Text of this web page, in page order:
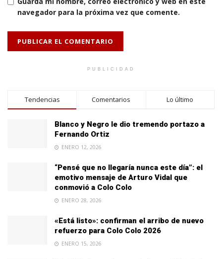
navegador para la próxima vez que comente.
PUBLICIDAD
Tendencias Comentarios Lo último
Blanco y Negro le dio tremendo portazo a
Fernando Ortiz
ENERO 12, 2026
“Pensé que no llegaría nunca este día”: el
emotivo mensaje de Arturo Vidal que
conmovió a Colo Colo
ENERO 28, 2026
«Está listo»: confirman el arribo de nuevo
refuerzo para Colo Colo 2026
ENERO 15, 2026